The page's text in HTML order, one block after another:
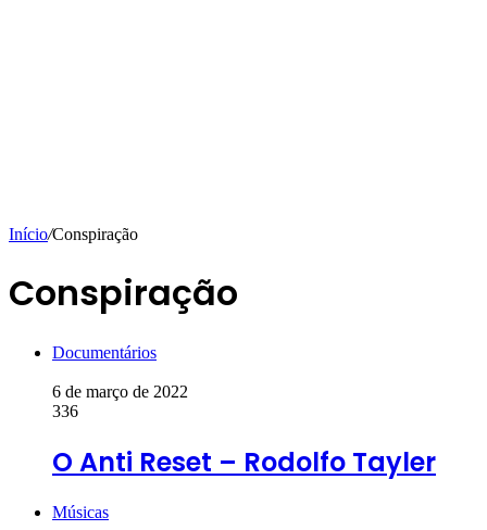
Início/Conspiração
Conspiração
Documentários
6 de março de 2022
336
O Anti Reset – Rodolfo Tayler
Músicas